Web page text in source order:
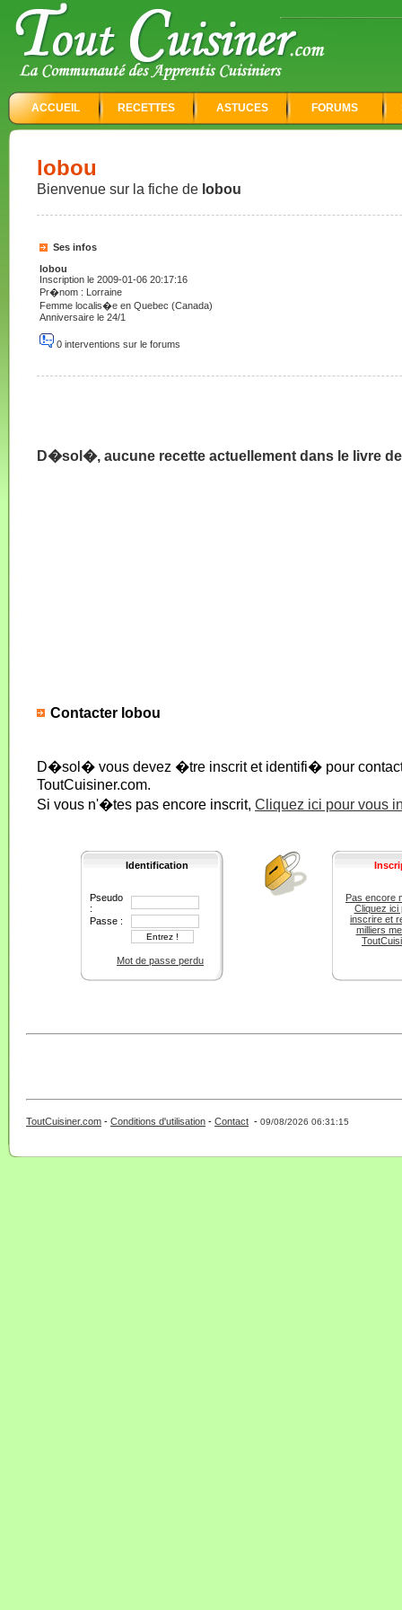
ACCUEIL RECETTES ASTUCES FORUMS
lobou
Bienvenue sur la fiche de lobou
Ses infos
lobou
Inscription le 2009-01-06 20:17:16
Pr�nom : Lorraine
Femme localis�e en Quebec (Canada)
Anniversaire le 24/1
0 interventions sur le forums
D�sol�, aucune recette actuellement dans le livre
Contacter lobou
D�sol� vous devez �tre inscrit et identifi� pour
ToutCuisiner.com.
Si vous n'�tes pas encore inscrit, Cliquez ici pour vous
Identification
Pseudo
:
Passe :
Mot de passe perdu
Pas encore
Cliquez ici
inscrire et
milliers
ToutCuisiner.com - Conditions d'utilisation - Contact - 09/08/2026 06:31:15